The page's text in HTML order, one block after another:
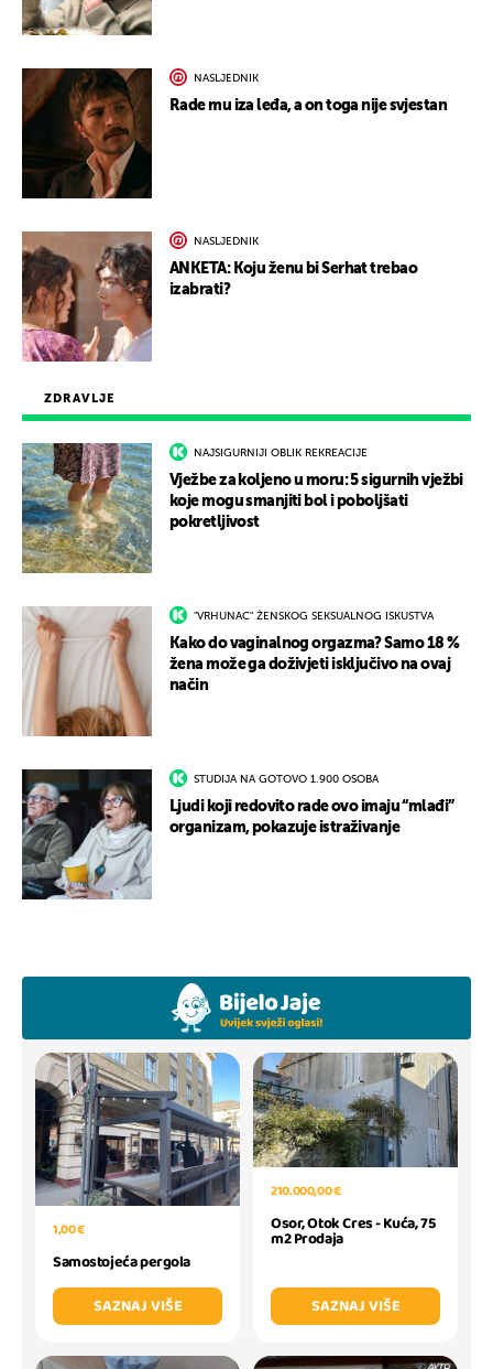
ZDRAVLJE
NAJSIGURNIJI OBLIK REKREACIJE
Vježbe za koljeno u moru: 5 sigurnih vježbi
koje mogu smanjiti bol i poboljšati
pokretljivost
"VRHUNAC" ŽENSKOG SEKSUALNOG ISKUSTVA
Kako do vaginalnog orgazma? Samo 18 %
žena može ga doživjeti isključivo na ovaj
način
STUDIJA NA GOTOVO 1.900 OSOBA
Ljudi koji redovito rade ovo imaju “mlađi”
organizam, pokazuje istraživanje
NASLJEDNIK
Rade mu iza leđa, a on toga nije svjestan
NASLJEDNIK
ANKETA: Koju ženu bi Serhat trebao
izabrati?
1,00 €
Samostojeća pergola
SAZNAJ VIŠE
210.000,00 €
Osor, Otok Cres - Kuća, 75
m2 Prodaja
SAZNAJ VIŠE